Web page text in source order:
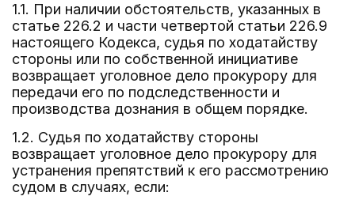
1.1. При наличии обстоятельств, указанных в
статье 226.2 и части четвертой статьи 226.9
настоящего Кодекса, судья по ходатайству
стороны или по собственной инициативе
возвращает уголовное дело прокурору для
передачи его по подследственности и
производства дознания в общем порядке.
1.2. Судья по ходатайству стороны
возвращает уголовное дело прокурору для
устранения препятствий к его рассмотрению
судом в случаях, если: